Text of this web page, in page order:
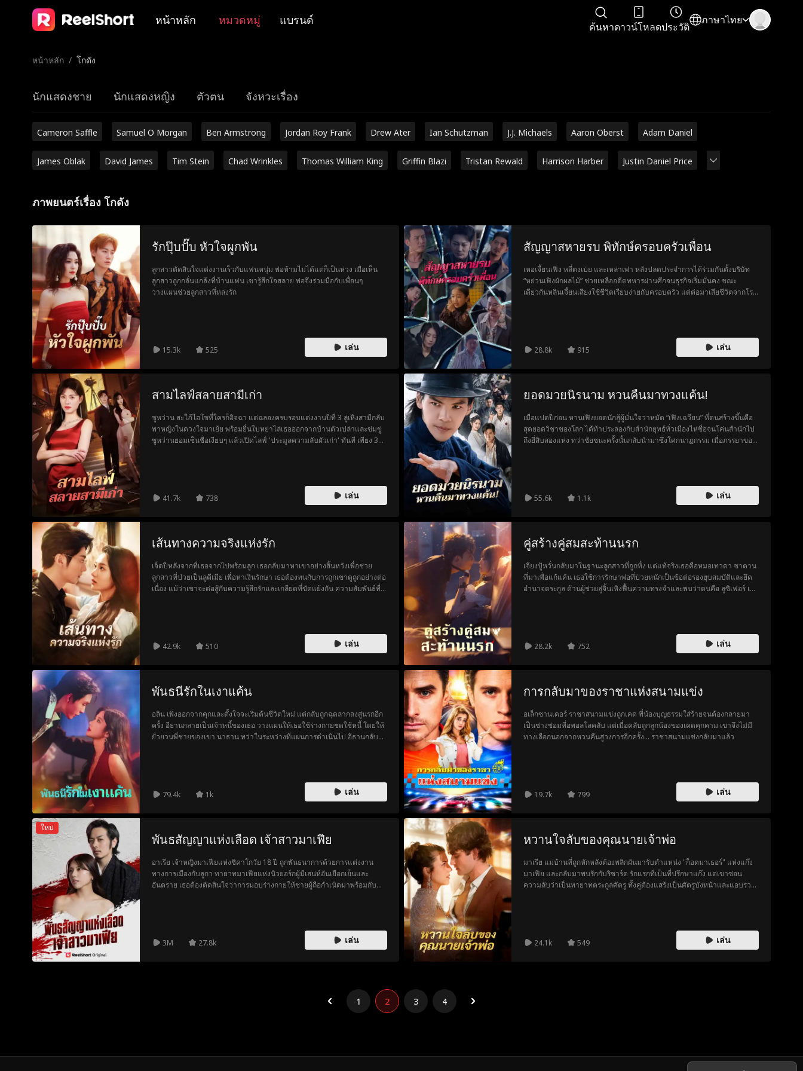
หน้าหลัก หมวดหมู่ แบรนด์
ค้นหาดาวน์โหลดประวัติ
ภาษาไทย
หน้าหลัก / โกดัง
นักแสดงชาย นักแสดงหญิง ตัวตน จังหวะเรื่อง
Cameron Saffle Samuel O Morgan Ben Armstrong Jordan Roy Frank Drew Ater Ian Schutzman J.J. Michaels Aaron Oberst Adam Daniel
James Oblak David James Tim Stein Chad Wrinkles Thomas William King Griffin Blazi Tristan Rewald Harrison Harber Justin Daniel Price
ภาพยนตร์เรื่อง โกดัง
รักปุ๊บปั๊บ หัวใจผูกพัน
ลูกสาวตัดสินใจแต่งงานเร็วกับแฟนหนุ่ม พ่อห้ามไม่ได้แต่ก็เป็นห่วง เมื่อเห็น
ลูกสาวถูกกลั่นแกล้งที่บ้านแฟน เขารู้สึกใจสลาย พ่อจึงร่วมมือกับเพื่อนๆ
วางแผนช่วยลูกสาวที่หลงรัก
15.3k 525 เล่น
สัญญาสหายรบ พิทักษ์ครอบครัวเพื่อน
เหอเจี้ยนเฟิง หลี่ตงเป่ย และเหล่าเพ่า หลังปลดประจำการได้ร่วมกันตั้งบริษัท
“หย่วนเฟิงผักผลไม้” ช่วยเหลืออดีตทหารผ่านศึกจนธุรกิจเริ่มมั่นคง ขณะ
เดียวกันหลินเจี้ยนเสียงใช้ชีวิตเรียบง่ายกับครอบครัว แต่ต่อมาเสียชีวิตจากโรค
กดดันและตัดช่องทางธุรกิจของบริษัท แต่หลิวเฟิ่งเสียและชาวตลาดช่วยกัน
ระบายสินค้า ทำให้รอดพ้นวิกฤต เมื่อเหตุการณ์บานปลายถึงขั้นปะทะกันหน้า
ตลาด ลุงหลิวลงมือสู้กลับ จนสองพี่น้องตระกูลจ้าวเตรียมล้อมจับเหอเจี้ยนเฟิง
ส่วนเหอเจี้ยนเฟิงและพวกพ้องกลับมามีชีวิตและธุรกิจที่มั่นคงและสงบสุขอีก
28.8k 915 เล่น
สามไลฟ์สลายสามีเก่า
ซูหว่าน สะใภ้ไฮโซที่ใครก็อิจฉา แต่ฉลองครบรอบแต่งงานปีที่ 3 ลู่เหิงสามีกลับ
พาหญิงในดวงใจมาเย้ย พร้อมยื่นใบหย่าไล่เธอออกจากบ้านตัวเปล่าและข่มขู่
ซูหว่านยอมเซ็นชื่อเงียบๆ แล้วเปิดไลฟ์ 'ประมูลความลับผัวเก่า' ทันที เพียง 3
41.7k 738 เล่น
ยอดมวยนิรนาม หวนคืนมาทวงแค้น!
เมื่อแปดปีก่อน หานเฟิงยอดนักสู้ผู้มั่นใจว่าหมัด “เฟิงเฉวียน” ที่ตนสร้างขึ้นคือ
สุดยอดวิชาของโลก ได้ท้าประลองกับสำนักยุทธ์ทั่วเมืองไห่ซื่อจนโค่นสำนักไป
ถึงยี่สิบสองแห่ง ทว่าชัยชนะครั้งนั้นกลับนำมาซึ่งโศกนาฏกรรม เมื่อภรรยาของ
เต็มไปด้วยความยากลำบาก เขาก็ยอมอดทนเพื่ออนาคตของลูกสาว แต่เมื่อ
การช่วยเหลือคนอย่างไม่ลังเล ทำให้เขาไปมีเรื่องกับสำนักสงปิงอู่ก่วน อดีตที่
เคยพยายามหนีก็เริ่มไล่ตามกลับมาอีกครั้ง และครั้งนี้ลูกสาวของเขากลับถูกดึง
ในชีวิตของเขา
55.6k 1.1k เล่น
เส้นทางความจริงแห่งรัก
เจ็ดปีหลังจากที่เธอจากไปพร้อมลูก เธอกลับมาหาเขาอย่างสิ้นหวังเพื่อช่วย
ลูกสาวที่ป่วยเป็นลูคีเมีย เพื่อหาเงินรักษา เธอต้องทนกับการถูกเขาดูถูกอย่างต่อ
เนื่อง แม้ว่าเขาจะต่อสู้กับความรู้สึกรักและเกลียดที่ขัดแย้งกัน ความสัมพันธ์ที่
42.9k 510 เล่น
คู่สร้างคู่สมสะท้านนรก
เจียงปู้หวั่นกลับมาในฐานะลูกสาวที่ถูกทิ้ง แต่แท้จริงเธอคือหมอเทวดา ซาตาน
ที่มาเพื่อแก้แค้น เธอใช้การรักษาพ่อที่ป่วยหนักเป็นข้อต่อรองฮุบสมบัติและยึด
อำนาจตระกูล ด้านผู้ช่วยลู่จิ้นเหิงฟื้นความทรงจำและพบว่าตนคือ ลูซิเฟอร์ เจ้า
28.2k
752 เล่น
พันธนีรักในเงาแค้น
อลิน เพิ่งออกจากคุกและตั้งใจจะเริ่มต้นชีวิตใหม่ แต่กลับถูกฉุดลากลงสู่นรกอีก
ครั้ง อีธานกลายเป็นเจ้าหนี้ของเธอ วางแผนให้เธอใช้ร่างกายชดใช้หนี้ โดยให้
ยั่วยวนพี่ชายของเขา นาธาน ทว่าในระหว่างที่แผนการดำเนินไป อีธานกลับ
79.4k 1k เล่น
การกลับมาของราชาแห่งสนามแข่ง
อเล็กซานเดอร์ ราชาสนามแข่งถูกเคด พี่น้องบุญธรรมใส่ร้ายจนต้องกลายมา
เป็นช่างซ่อมที่อพอลโลคลับ แต่เมื่อคลับถูกลูกน้องของเคดคุกคาม เขาจึงไม่มี
ทางเลือกนอกจากหวนคืนสู่วงการอีกครั้ง... ราชาสนามแข่งกลับมาแล้ว
19.7k 799 เล่น
ใหม่
พันธสัญญาแห่งเลือด เจ้าสาวมาเฟีย
อาเรีย เจ้าหญิงมาเฟียแห่งชิคาโกวัย 18 ปี ถูกพันธนาการด้วยการแต่งงาน
ทางการเมืองกับลูกา ทายาทมาเฟียแห่งนิวยอร์กผู้มีเสน่ห์อันเยือกเย็นและ
อันตราย เธอต้องตัดสินใจว่าการมอบร่างกายให้ชายผู้ถือกำเนิดมาพร้อมกับ
3M 27.8k เล่น
หวานใจลับของคุณนายเจ้าพ่อ
มาเรีย แม่บ้านที่ถูกหักหลังต้องพลิกผันมารับตำแหน่ง "ก็อดมาเธอร์" แห่งแก๊ง
มาเฟีย และกลับมาพบรักกับริชาร์ด รักแรกที่เป็นที่ปรึกษาแก๊ง แต่เขาซ่อน
ความลับว่าเป็นทายาทตระกูลศัตรู ทั้งคู่ต้องแสร้งเป็นศัตรูบังหน้าและแอบร่วม
24.1k 549 เล่น
1 2 3 4